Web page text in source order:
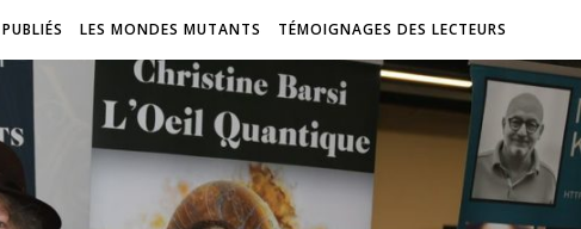
LES MONDES MUTANTS TÉMOIGNAGES DES LECTEURS